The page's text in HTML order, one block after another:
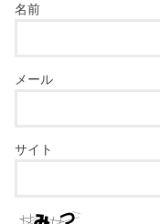
名前
メール
サイト